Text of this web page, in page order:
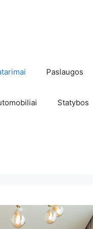
Paslaugos
Statybos